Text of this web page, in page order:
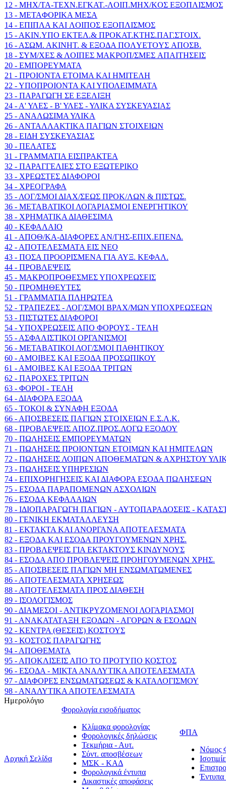
12 - MHX/TA-TEXN.EΓKAT.-ΛOIΠ.MHX/KOΣ EΞOΠΛIΣΜΟΣ
13 - METAΦOPIKA MEΣA
14 - EΠIΠΛA KAI ΛOIΠOΣ EΞOΠΛIΣMOΣ
15 - AKIN.YΠO EKTEΛ.& ΠPOKAT.KTHΣ.ΠAΓ.ΣTOIX.
16 - AΣΩM. AKINHT. & EΞOΔA ΠOΛYETOYΣ AΠOΣB.
18 - ΣYM/XEΣ & ΛOIΠEΣ MAKPOΠ/ΣMEΣ AΠAITHΣEIΣ
20 - ΕΜΠΟΡΕΥΜΑΤΑ
21 - ΠΡΟΙΟΝΤΑ ΕΤΟΙΜΑ ΚΑΙ ΗΜΙΤΕΛΗ
22 - ΥΠΟΠΡΟΙΟΝΤΑ ΚΑΙ ΥΠΟΛΕΙΜΜΑΤΑ
23 - ΠΑΡΑΓΩΓΗ ΣΕ ΕΞΕΛΙΞΗ
24 - Α' ΥΛΕΣ - Β' ΥΛΕΣ - ΥΛΙΚΑ ΣΥΣΚΕΥΑΣΙΑΣ
25 - ΑΝΑΛΩΣΙΜΑ ΥΛΙΚΑ
26 - ΑΝΤΑΛΛΑΚΤΙΚΑ ΠΑΓΙΩΝ ΣΤΟΙΧΕΙΩΝ
28 - ΕΙΔΗ ΣΥΣΚΕΥΑΣΙΑΣ
30 - ΠΕΛΑΤΕΣ
31 - ΓΡΑΜΜΑΤΙΑ ΕΙΣΠΡΑΚΤΕΑ
32 - ΠΑΡΑΓΓΕΛΙΕΣ ΣΤΟ ΕΞΩΤΕΡΙΚΟ
33 - ΧΡΕΩΣΤΕΣ ΔΙΑΦΟΡΟΙ
34 - ΧΡΕΟΓΡΑΦΑ
35 - ΛΟΓ/ΣΜΟΙ ΔΙΑΧ/ΣΕΩΣ ΠΡΟΚ/ΛΩΝ & ΠΙΣΤΩΣ.
36 - ΜΕΤΑΒΑΤΙΚΟΙ ΛΟΓΑΡΙΑΣΜΟΙ ΕΝΕΡΓΗΤΙΚΟΥ
38 - ΧΡΗΜΑΤΙΚΑ ΔΙΑΘΕΣΙΜΑ
40 - ΚΕΦΑΛΑΙΟ
41 - ΑΠΟΘ/ΚΑ-ΔΙΑΦΟΡΕΣ ΑΝ/ΓΗΣ-ΕΠΙΧ.ΕΠΕΝΔ.
42 - ΑΠΟΤΕΛΕΣΜΑΤΑ ΕΙΣ ΝΕΟ
43 - ΠΟΣΑ ΠΡΟΟΡΙΣΜΕΝΑ ΓΙΑ ΑΥΞ. ΚΕΦΑΛ.
44 - ΠΡΟΒΛΕΨΕΙΣ
45 - ΜΑΚΡΟΠΡΟΘΕΣΜΕΣ ΥΠΟΧΡΕΩΣΕΙΣ
50 - ΠΡΟΜΗΘΕΥΤΕΣ
51 - ΓΡΑΜΜΑΤΙΑ ΠΛΗΡΩΤΕΑ
52 - ΤΡΑΠΕΖΕΣ - ΛΟΓ/ΣΜΟΙ ΒΡΑΧ/ΜΩΝ ΥΠΟΧΡΕΩΣΕΩΝ
53 - ΠΙΣΤΩΤΕΣ ΔΙΑΦΟΡΟΙ
54 - ΥΠΟΧΡΕΩΣΕΙΣ ΑΠΟ ΦΟΡΟΥΣ - ΤΕΛΗ
55 - ΑΣΦΑΛΙΣΤΙΚΟΙ ΟΡΓΑΝΙΣΜΟΙ
56 - ΜΕΤΑΒΑΤΙΚΟΙ ΛΟΓ/ΣΜΟΙ ΠΑΘΗΤΙΚΟΥ
60 - ΑΜΟΙΒΕΣ ΚΑΙ ΕΞΟΔΑ ΠΡΟΣΩΠΙΚΟΥ
61 - ΑΜΟΙΒΕΣ ΚΑΙ ΕΞΟΔΑ ΤΡΙΤΩΝ
62 - ΠΑΡΟΧΕΣ ΤΡΙΤΩΝ
63 - ΦΟΡΟΙ - ΤΕΛΗ
64 - ΔΙΑΦΟΡΑ ΕΞΟΔΑ
65 - ΤΟΚΟΙ & ΣΥΝΑΦΗ ΕΞΟΔΑ
66 - ΑΠΟΣΒΕΣΕΙΣ ΠΑΓΙΩΝ ΣΤΟΙΧΕΙΩΝ Ε.Σ.Λ.Κ.
68 - ΠΡΟΒΛΕΨΕΙΣ ΑΠΟΖ.ΠΡΟΣ.ΛΟΓΩ ΕΞΟΔΟΥ
70 - ΠΩΛΗΣΕΙΣ ΕΜΠΟΡΕΥΜΑΤΩΝ
71 - ΠΩΛΗΣΕΙΣ ΠΡΟΙΟΝΤΩΝ ΕΤΟΙΜΩΝ ΚΑΙ ΗΜΙΤΕΛΩΝ
72 - ΠΩΛΗΣΕΙΣ ΛΟΙΠΩΝ ΑΠΟΘΕΜΑΤΩΝ & ΑΧΡΗΣΤΟΥ
73 - ΠΩΛΗΣΕΙΣ ΥΠΗΡΕΣΙΩΝ
74 - ΕΠΙΧΟΡΗΓΗΣΕΙΣ ΚΑΙ ΔΙΑΦΟΡΑ ΕΣΟΔΑ ΠΩΛΗΣΕΩΝ
75 - ΕΣΟΔΑ ΠΑΡΑΠΟΜΕΝΩΝ ΑΣΧΟΛΙΩΝ
76 - ΕΣΟΔΑ ΚΕΦΑΛΑΙΩΝ
78 - ΙΔΙΟΠΑΡΑΓΩΓΗ ΠΑΓΙΩΝ - ΑΥΤΟΠΑΡΑΔΟΣΕΙΣ -
80 - ΓΕΝΙΚΗ ΕΚΜΑΤΑΛΛΕΥΣΗ
81 - ΕΚΤΑΚΤΑ ΚΑΙ ΑΝΟΡΓΑΝΑ ΑΠΟΤΕΛΕΣΜΑΤΑ
82 - ΕΞΟΔΑ ΚΑΙ ΕΣΟΔΑ ΠΡΟΥΓΟΥΜΕΝΩΝ ΧΡΗΣ.
83 - ΠΡΟΒΛΕΨΕΙΣ ΓΙΑ ΕΚΤΑΚΤΟΥΣ ΚΙΝΔΥΝΟΥΣ
84 - ΕΣΟΔΑ ΑΠΟ ΠΡΟΒΛΕΨΕΙΣ ΠΡΟΗΓΟΥΜΕΝΩΝ ΧΡΗΣ.
85 - ΑΠΟΣΒΕΣΕΙΣ ΠΑΓΙΩΝ ΜΗ ΕΝΣΩΜΑΤΩΜΕΝΕΣ
86 - ΑΠΟΤΕΛΕΣΜΑΤΑ ΧΡΗΣΕΩΣ
88 - ΑΠΟΤΕΛΕΣΜΑΤΑ ΠΡΟΣ ΔΙΑΘΕΣΗ
89 - ΙΣΟΛΟΓΙΣΜΟΣ
90 - ΔΙΑΜΕΣΟΙ - ΑΝΤΙΚΡΥΖΟΜΕΝΟΙ ΛΟΓΑΡΙΑΣΜΟΙ
91 - ΑΝΑΚΑΤΑΤΑΞΗ ΕΞΟΔΩΝ - ΑΓΟΡΩΝ & ΕΣΟΔΩΝ
92 - ΚΕΝΤΡΑ (ΘΕΣΕΙΣ) ΚΟΣΤΟΥΣ
93 - ΚΟΣΤΟΣ ΠΑΡΑΓΩΓΗΣ
94 - ΑΠΟΘΕΜΑΤΑ
95 - ΑΠΟΚΛΙΣΕΙΣ ΑΠΟ ΤΟ ΠΡΟΤΥΠΟ ΚΟΣΤΟΣ
96 - ΕΣΟΔΑ - ΜΙΚΤΑ ΑΝΑΛΥΤΙΚΑ ΑΠΟΤΕΛΕΣΜΑΤΑ
97 - ΔΙΑΦΟΡΕΣ ΕΝΣΩΜΑΤΩΣΕΩΣ & ΚΑΤΑΛΟΓΙΣΜΟΥ
98 - ΑΝΑΛΥΤΙΚΑ ΑΠΟΤΕΛΕΣΜΑΤΑ
Ημερολόγιο
Αρχική Σελίδα
Φορολογία εισοδήματος
Κλίμακα φορολογίας
Φορολογικές δηλώσεις
Τεκμήρια - Αυτ.
Σύντ. αποσβέσεων
ΜΣΚ - ΚΑΔ
Φορολογικά έντυπα
Δικαστικές αποφάσεις
ΦΠΑ